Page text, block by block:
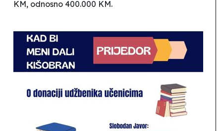
KM, odnosno 400.000 KM.